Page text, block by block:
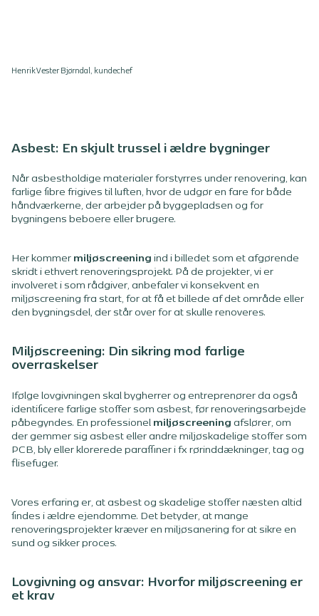
Henrik Vester Bjørndal, kundechef
Asbest: En skjult trussel i ældre bygninger
Når asbestholdige materialer forstyrres under renovering, kan
farlige fibre frigives til luften, hvor de udgør en fare for både
håndværkerne, der arbejder på byggepladsen og for
bygningens beboere eller brugere.
Her kommer miljøscreening ind i billedet som et afgørende
skridt i ethvert renoveringsprojekt. På de projekter, vi er
involveret i som rådgiver, anbefaler vi konsekvent en
miljøscreening fra start, for at få et billede af det område eller
den bygningsdel, der står over for at skulle renoveres.
Miljøscreening: Din sikring mod farlige
overraskelser
Ifølge lovgivningen skal bygherrer og entreprenører da også
identificere farlige stoffer som asbest, før renoveringsarbejde
påbegyndes. En professionel miljøscreening afslører, om
der gemmer sig asbest eller andre miljøskadelige stoffer som
PCB, bly eller klorerede paraffiner i fx rørinddækninger, tag og
flisefuger.
Vores erfaring er, at asbest og skadelige stoffer næsten altid
findes i ældre ejendomme. Det betyder, at mange
renoveringsprojekter kræver en miljøsanering for at sikre en
sund og sikker proces.
Lovgivning og ansvar: Hvorfor miljøscreening er
et krav